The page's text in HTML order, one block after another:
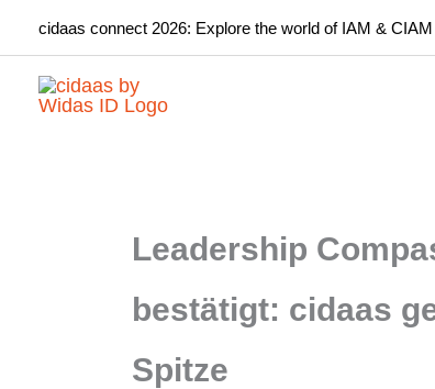
Inhalt
springen
cidaas connect 2026: Explore the world of IAM &
Leadership
bestätigt: cidaas
Spitze